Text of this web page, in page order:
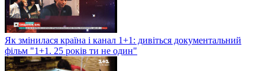
Як змінилася країна і канал 1+1: дивіться документальний
фільм "1+1. 25 років ти не один"